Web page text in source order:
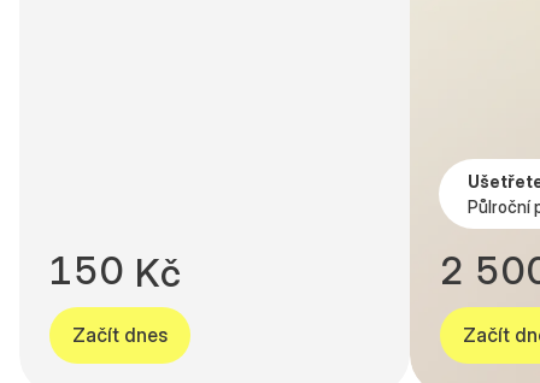
150 Kč
Začít dnes
Půlroční
9
0
1
2
2
3
4
5
7
8
9
0
Začít